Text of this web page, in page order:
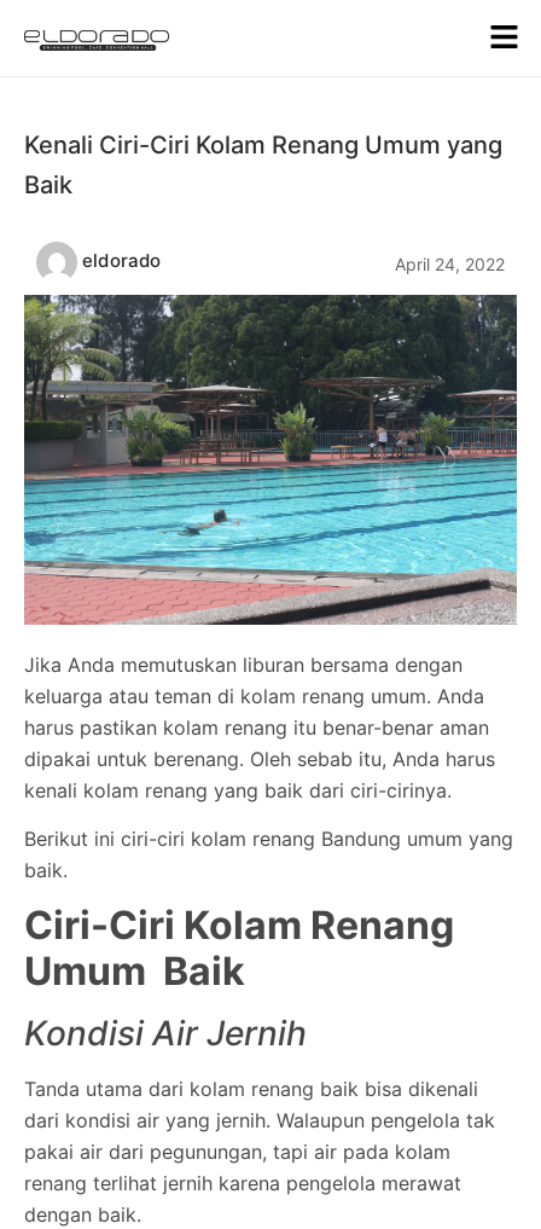
Kenali Ciri-Ciri Kolam Renang Umum yang
Baik
eldorado April 24, 2022
Jika Anda memutuskan liburan bersama dengan
keluarga atau teman di kolam renang umum. Anda
harus pastikan kolam renang itu benar-benar aman
dipakai untuk berenang. Oleh sebab itu, Anda harus
kenali kolam renang yang baik dari ciri-cirinya.
Berikut ini ciri-ciri kolam renang Bandung umum yang
baik.
Ciri-Ciri Kolam Renang
Umum Baik
Kondisi Air Jernih
Tanda utama dari kolam renang baik bisa dikenali
dari kondisi air yang jernih. Walaupun pengelola tak
pakai air dari pegunungan, tapi air pada kolam
renang terlihat jernih karena pengelola merawat
dengan baik.